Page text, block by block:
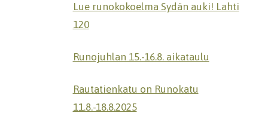
Lue runokokoelma Sydän auki! Lahti
120
Runojuhlan 15.-16.8. aikataulu
Rautatienkatu on Runokatu
11.8.-18.8.2025